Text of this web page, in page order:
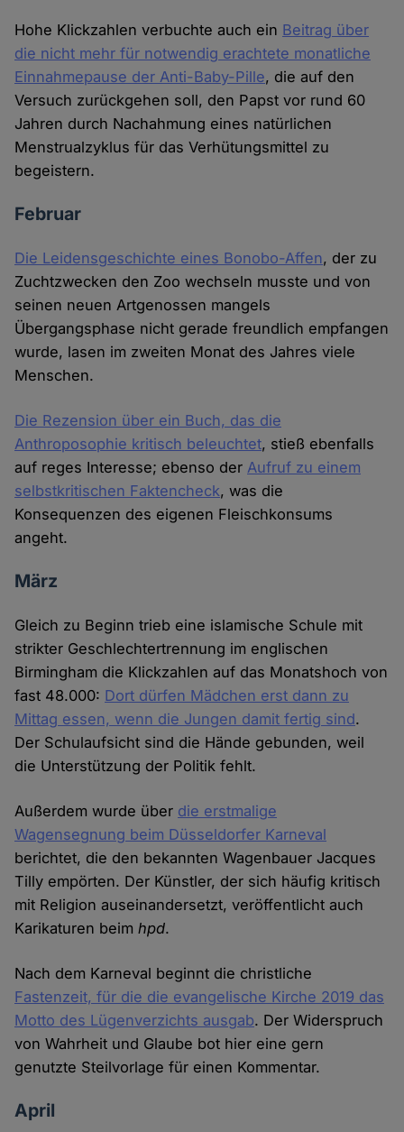
Hohe Klickzahlen verbuchte auch ein Beitrag über
die nicht mehr für notwendig erachtete monatliche
Einnahmepause der Anti-Baby-Pille, die auf den
Versuch zurückgehen soll, den Papst vor rund 60
Jahren durch Nachahmung eines natürlichen
Menstrualzyklus für das Verhütungsmittel zu
begeistern.
Februar
Die Leidensgeschichte eines Bonobo-Affen, der zu
Zuchtzwecken den Zoo wechseln musste und von
seinen neuen Artgenossen mangels
Übergangsphase nicht gerade freundlich empfangen
wurde, lasen im zweiten Monat des Jahres viele
Menschen.
Die Rezension über ein Buch, das die
Anthroposophie kritisch beleuchtet, stieß ebenfalls
auf reges Interesse; ebenso derAufruf zu einem
selbstkritischen Faktencheck, was die
Konsequenzen des eigenen Fleischkonsums
angeht.
März
Gleich zu Beginn trieb eine islamische Schule mit
strikter Geschlechtertrennung im englischen
Birmingham die Klickzahlen auf das Monatshoch von
fast 48.000: Dort dürfen Mädchen erst dann zu
Mittag essen, wenn die Jungen damit fertig sind.
Der Schulaufsicht sind die Hände gebunden, weil
die Unterstützung der Politik fehlt.
Außerdem wurde über die erstmalige
Wagensegnung beim Düsseldorfer Karneval
berichtet, die den bekannten Wagenbauer Jacques
Tilly empörten. Der Künstler, der sich häufig kritisch
mit Religion auseinandersetzt, veröffentlicht auch
Karikaturen beimhpd.
Nach dem Karneval beginnt die christliche
Fastenzeit, für die die evangelische Kirche 2019 das
Motto des Lügenverzichts ausgab. Der Widerspruch
von Wahrheit und Glaube bot hier eine gern
genutzte Steilvorlage für einen Kommentar.
April